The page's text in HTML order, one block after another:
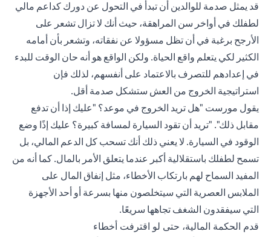
قد يمثل صدمة للوالدين أن تبدأ في التحول عن دورك كداعم مالي
لطفلك في أواخر سن المراهقة، حيث أنك لا تزال تشعر على
الأرجح برغبة في أن تظل مسؤولا عن نفقاته، وتشعر بأن أمامه
الكثير لكي يتعلم واقع الحياة. ولكن الواقع هو أنه حان الوقت للبدء
في إعدادهم للتصرف بالاعتماد على أنفسهم، لذلك فإن
استراتيجية الخروج من العش ستشكل صدمة أقل.
يقول مورست "هل تريد الخروج في موعد؟ "عليك إذا أن تدفع
مقابل ذلك". "تريد أن تقود السيارة لمسافة كبيرة؟ عليك إذًا وضع
الوقود في السيارة. لا يعني ذلك أنك تسحب كل الدعم المالي، بل
تسمح لطفلك باستقلالية أكبر عندما يتعلق الأمر بالمال. كما أنه من
المفيد السماح لهم بارتكاب الأخطاء، مثل إنفاق المال على
الملابس العصرية التي سيتخلصون منها بسرعة أو أحد الأجهزة
التي سيفقدون الشغف تجاهها سريعًا.
قدم الحكمة المالية، حتى لو اقترفت أخطاء